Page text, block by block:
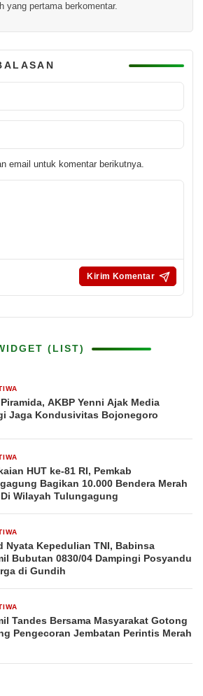
yang pertama berkomentar.
email untuk komentar berikutnya.
(LIST)
AKBP Yenni Ajak Media
Jaga Kondusivitas Bojonegoro
HUT ke-81 RI, Pemkab
Bagikan 10.000 Bendera Merah
Wilayah Tulungagung
Nyata Kepedulian TNI, Babinsa
Bubutan 0830/04 Dampingi Posyandu
di Gundih
Tandes Bersama Masyarakat Gotong
Pengecoran Jembatan Perintis Merah